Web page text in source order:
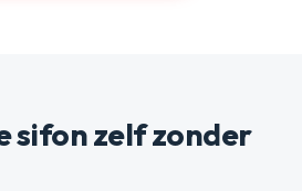
sifon zelf zonder